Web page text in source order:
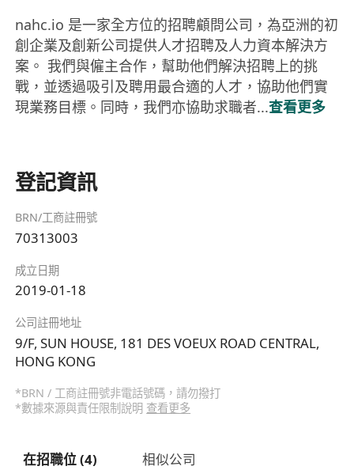
nahc.io 是一家全方位的招聘顧問公司，為亞洲的初
創企業及創新公司提供人才招聘及人力資本解決方
案。 我們與僱主合作，幫助他們解決招聘上的挑
戰，並透過吸引及聘用最合適的人才，協助他們實
現業務目標。同時，我們亦協助求職者...查看更多
登記資訊
BRN/工商註冊號
70313003
成立日期
2019-01-18
公司註冊地址
9/F, SUN HOUSE, 181 DES VOEUX ROAD CENTRAL,
HONG KONG
*BRN / 工商註冊號非電話號碼，請勿撥打
*數據來源與責任限制說明 查看更多
在招職位 (4) 相似公司